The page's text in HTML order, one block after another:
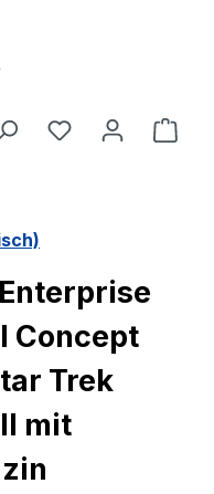
Du hast 0
Concept
Trek
mit